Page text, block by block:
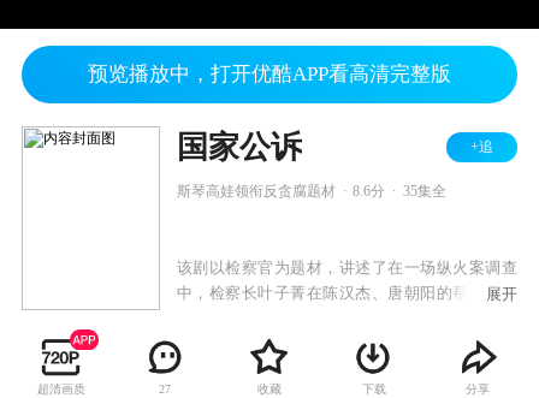
预览播放中，打开优酷APP看高清完整版
国家公诉 +追
斯琴高娃领衔反贪腐题材 8.6分 35集全
该剧以检察官为题材，讲述了在一场纵火案调查
中，检察长叶子菁在陈汉杰、唐朝阳的帮助下，
相，并最终将其绳之以法的故事。
展开
超清画质 27 收藏 下载 分享